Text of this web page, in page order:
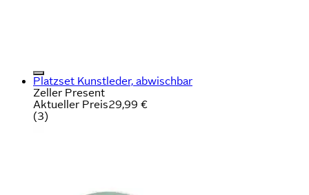
Platzset Kunstleder, abwischbar
Zeller Present
Aktueller Preis29,99 €
(3)